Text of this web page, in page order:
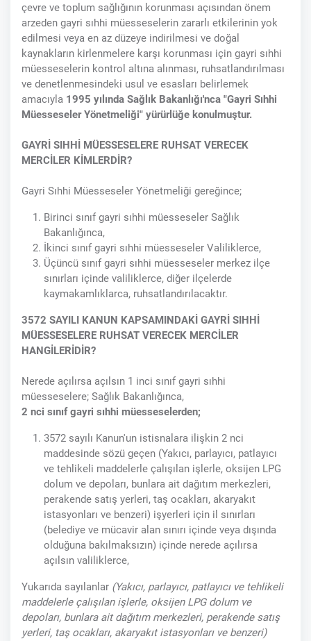
çevre ve toplum sağlığının korunması açısından önem
arzeden gayri sıhhi müesseselerin zararlı etkilerinin yok
edilmesi veya en az düzeye indirilmesi ve doğal
kaynakların kirlenmelere karşı korunması için gayri sıhhi
müesseselerin kontrol altına alınması, ruhsatlandırılması
ve denetlenmesindeki usul ve esasları belirlemek
amacıyla 1995 yılında Sağlık Bakanlığı'nca "Gayri Sıhhi
Müesseseler Yönetmeliği" yürürlüğe konulmuştur.
GAYRİ SIHHİ MÜESSESELERE RUHSAT VERECEK
MERCİLER KİMLERDİR?
Gayri Sıhhi Müesseseler Yönetmeliği gereğince;
Birinci sınıf gayri sıhhi müesseseler Sağlık
Bakanlığınca,
İkinci sınıf gayri sıhhi müesseseler Valiliklerce,
Üçüncü sınıf gayri sıhhi müesseseler merkez ilçe
sınırları içinde valiliklerce, diğer ilçelerde
kaymakamlıklarca, ruhsatlandırılacaktır.
3572 SAYILI KANUN KAPSAMINDAKİ GAYRİ SIHHİ
MÜESSESELERE RUHSAT VERECEK MERCİLER
HANGİLERİDİR?
Nerede açılırsa açılsın 1 inci sınıf gayri sıhhi
müesseselere; Sağlık Bakanlığınca,
2 nci sınıf gayri sıhhi müesseselerden;
3572 sayılı Kanun'un istisnalara ilişkin 2 nci
maddesinde sözü geçen (Yakıcı, parlayıcı, patlayıcı
ve tehlikeli maddelerle çalışılan işlerle, oksijen LPG
dolum ve depoları, bunlara ait dağıtım merkezleri,
perakende satış yerleri, taş ocakları, akaryakıt
istasyonları ve benzeri) işyerleri için il sınırları
(belediye ve mücavir alan sınırı içinde veya dışında
olduğuna bakılmaksızın) içinde nerede açılırsa
açılsın valiliklerce,
Yukarıda sayılanlar (Yakıcı, parlayıcı, patlayıcı ve tehlikeli
maddelerle çalışılan işlerle, oksijen LPG dolum ve
depoları, bunlara ait dağıtım merkezleri, perakende satış
yerleri, taş ocakları, akaryakıt istasyonları ve benzeri)